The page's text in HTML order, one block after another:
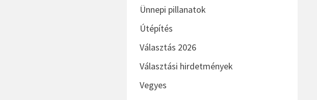
Ünnepi pillanatok
Útépítés
Választás 2026
Választási hirdetmények
Vegyes